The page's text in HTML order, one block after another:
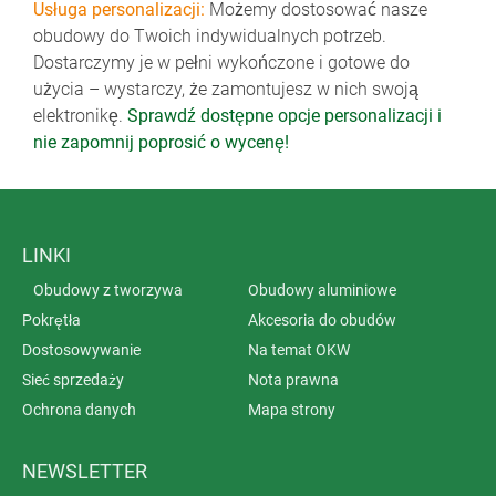
Usługa personalizacji: Możemy dostosować nasze
obudowy do Twoich indywidualnych potrzeb.
Dostarczymy je w pełni wykończone i gotowe do
użycia – wystarczy, że zamontujesz w nich swoją
elektronikę. Sprawdź dostępne opcje personalizacji i
nie zapomnij poprosić o wycenę!
LINKI
Obudowy z tworzywa
Obudowy aluminiowe
Pokrętła
Akcesoria do obudów
Dostosowywanie
Na temat OKW
Sieć sprzedaży
Nota prawna
Ochrona danych
Mapa strony
NEWSLETTER